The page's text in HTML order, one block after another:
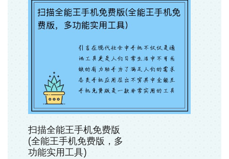
扫描全能王手机免费版
(全能王手机免费版，多
功能实用工具)